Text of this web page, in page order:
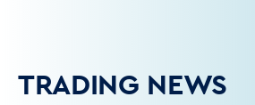
TRADING NEWS